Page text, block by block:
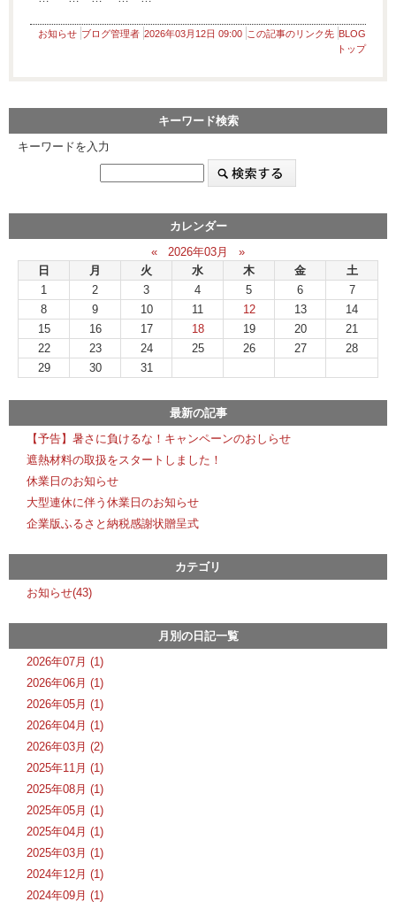
お知らせ ブログ管理者 2026年03月12日 09:00 この記事のリンク先 BLOG
トップ
キーワード検索
キーワードを入力
カレンダー
«
2026年03月
»
日
月 火 水 木 金
土
1
2 3 4 5 6
7
8
9 10 11 12 13
14
15
16 17 18 19 20
21
22
23 24 25 26 27
28
29
30 31
最新の記事
【予告】暑さに負けるな！キャンペーンのおしらせ
遮熱材料の取扱をスタートしました！
休業日のお知らせ
大型連休に伴う休業日のお知らせ
企業版ふるさと納税感謝状贈呈式
カテゴリ
お知らせ(43)
月別の日記一覧
2026年07月 (1)
2026年06月 (1)
2026年05月 (1)
2026年04月 (1)
2026年03月 (2)
2025年11月 (1)
2025年08月 (1)
2025年05月 (1)
2025年04月 (1)
2025年03月 (1)
2024年12月 (1)
2024年09月 (1)